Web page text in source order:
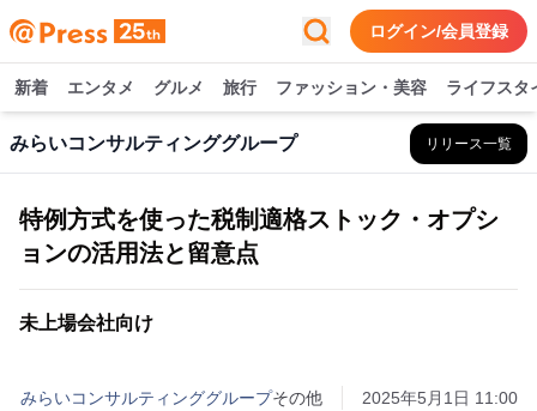
ログイン/会員登録
新着 エンタメ グルメ 旅行 ファッション・美容 ライフスタ
みらいコンサルティンググループ リリース一覧
特例方式を使った税制適格ストック・オプシ
ョンの活用法と留意点
未上場会社向け
みらいコンサルティンググループその他 2025年5月1日 11:00